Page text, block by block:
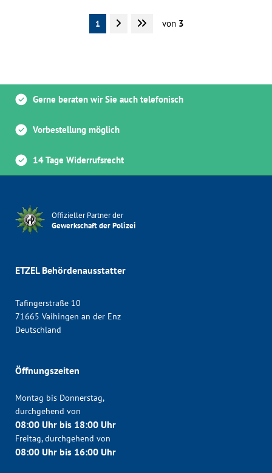
1 von 3
Gerne beraten wir Sie auch telefonisch
Vorbestellung möglich
14 Tage Widerrufsrecht
Offizieller Partner der
Gewerkschaft der Polizei
ETZEL Behördenausstatter
Tafingerstraße 10
71665 Vaihingen an der Enz
Deutschland
Öffnungszeiten
Montag bis Donnerstag,
durchgehend von
08:00 Uhr bis 18:00 Uhr
Freitag, durchgehend von
08:00 Uhr bis 16:00 Uhr